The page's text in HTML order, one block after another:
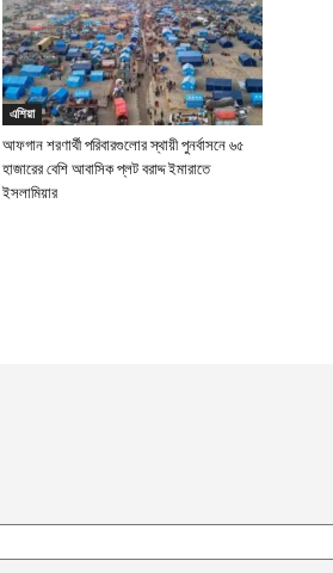
এশিয়া
আফগান শরণার্থী পরিবারগুলোর স্থায়ী পুনর্বাসনে ৬৫
হাজারের বেশি আবাসিক প্লট বরাদ্দ ইমারাতে
ইসলামিয়ার